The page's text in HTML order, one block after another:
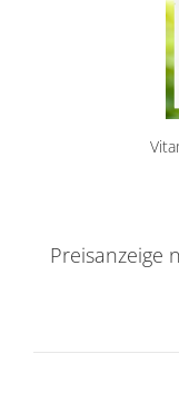
Preisanzeige